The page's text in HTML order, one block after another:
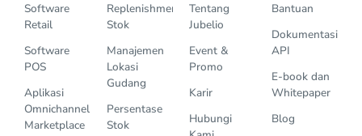
Software
Retail
Software
POS
Aplikasi
Omnichannel
Marketplace
Replenishment
Stok
Manajemen
Lokasi
Gudang
Persentase
Stok
Tentang
Jubelio
Event &
Promo
Karir
Hubungi
Bantuan
Dokumentasi
API
E-book dan
Whitepaper
Blog